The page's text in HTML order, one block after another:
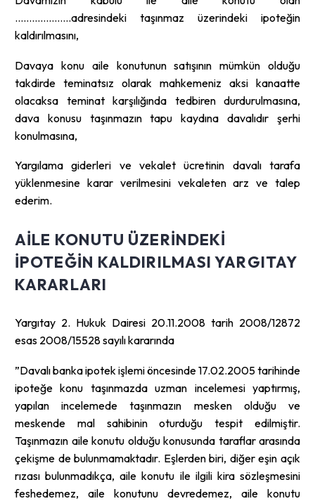
………………..adresindeki taşınmaz üzerindeki ipoteğin
kaldırılmasını,
Davaya konu aile konutunun satışının mümkün olduğu
takdirde teminatsız olarak mahkemeniz aksi kanaatte
olacaksa teminat karşılığında tedbiren durdurulmasına,
dava konusu taşınmazın tapu kaydına davalıdır şerhi
konulmasına,
Yargılama giderleri ve vekalet ücretinin davalı tarafa
yüklenmesine karar verilmesini vekaleten arz ve talep
ederim.
AILE KONUTU ÜZERINDEKI
IPOTEĞIN KALDIRILMASI YARGITAY
KARARLARI
Yargıtay 2. Hukuk Dairesi 20.11.2008 tarih 2008/12872
esas 2008/15528 sayılı kararında
”Davalı banka ipotek işlemi öncesinde 17.02.2005 tarihinde
ipoteğe konu taşınmazda uzman incelemesi yaptırmış,
yapılan incelemede taşınmazın mesken olduğu ve
meskende mal sahibinin oturduğu tespit edilmiştir.
Taşınmazın aile konutu olduğu konusunda taraflar arasında
çekişme de bulunmamaktadır. Eşlerden biri, diğer eşin açık
rızası bulunmadıkça, aile konutu ile ilgili kira sözleşmesini
feshedemez, aile konutunu devredemez, aile konutu